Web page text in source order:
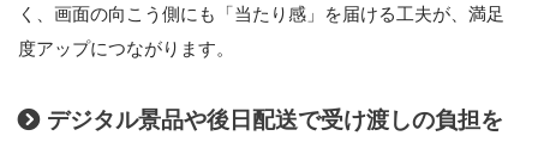
く、画面の向こう側にも「当たり感」を届ける工夫が、満足
度アップにつながります。
デジタル景品や後日配送で受け渡しの負担を